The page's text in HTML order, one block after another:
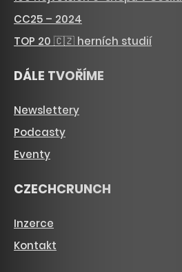
CC25 – 2024
TOP 20 🇨🇿 herních studií
DÁLE TVOŘÍME
Newslettery
Podcasty
Eventy
CZECHCRUNCH
Inzerce
Kontakt